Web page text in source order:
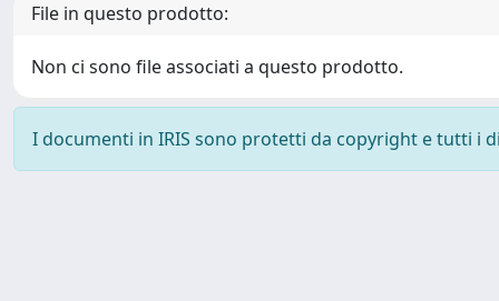
File in questo prodotto:
Non ci sono file associati a questo prodotto.
I documenti in IRIS sono protetti da copyright e tutti i